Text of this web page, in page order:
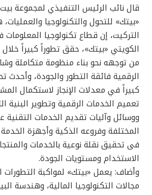
قال نائب الرئيس التنفيذي لمجموعة
«بيتك» للتحول والتكنولوجيا
التركيت، إن قطاع تكنولوجيا
من توجهه نحو بناء منظومة متكاملة
الرقمية فائقة التطور والجودة، وأحدث
كبيراً في معدلات الإنجاز لاستكمال
تعميم الخدمات الرقمية وتطوير البنية
ووسائل وآليات تقديم الخدمات التقنية
المختلفة وفروعه الذكية وأجهزة
فى تحقيق نقلة نوعية بالخدمات
الاستخدام ومستويات الجودة.
وأضاف: يعمل «بيتك» لمواكبة
مجالات التكنولوجيا المالية، وهندسة